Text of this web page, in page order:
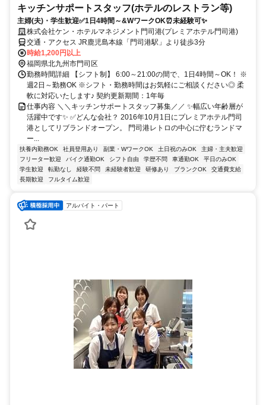
キッチンサポートスタッフ(ホテルのレストラン等)
主婦(夫)・学生歓迎✅1日4時間～&WワークOK⏰未経験可✨
株式会社ケン・ホテルマネジメント門司港(プレミアホテル門司港)
交通・アクセス JR鹿児島本線「門司港駅」より徒歩3分
時給1,200円以上
福岡県北九州市門司区
勤務時間詳細 【シフト制】 6:00～21:00の間で、1日4時間～OK！ ※
週2日～勤務OK ※シフト・勤務時間はお気軽にご相談ください◎ 柔
軟に対応いたします♪ 契約更新期間：1年毎
仕事内容 ＼＼キッチンサポートスタッフ募集／／ ✨幅広い年齢層が
活躍中です✨ ✅どんな会社？ 2016年10月1日にプレミアホテル門司
港としてリブランドオープン。 門司港レトロの中心に佇むランドマ
ー...
扶養内勤務OK 社員登用あり 副業・WワークOK 土日祝のみOK
主婦・主夫歓迎
フリーター歓迎
バイク通勤OK シフト自由 学歴不問 車通勤OK
平日のみOK
学生歓迎
転勤なし 経験不問 未経験者歓迎 研修あり ブランクOK
交通費支給
長期歓迎
フルタイム歓迎
アルバイト・パート